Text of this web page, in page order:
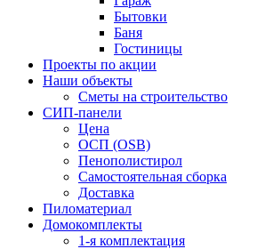
Бытовки
Баня
Гостиницы
Проекты по акции
Наши объекты
Сметы на строительство
СИП-панели
Цена
ОСП (OSB)
Пенополистирол
Самостоятельная сборка
Доставка
Пиломатериал
Домокомплекты
1-я комплектация